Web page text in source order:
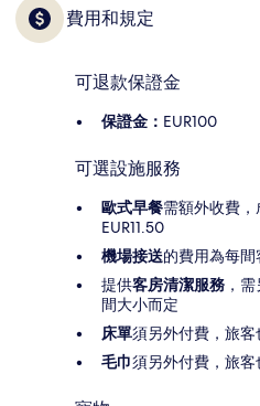
費用和規定
可退款保證金
保證金： EUR100
可選設施服務
歐式早餐需額外收費，
EUR11.50
機場接送的費用為每間
提供客房清潔服務 ，
間大小而定
床單須另外付費，旅
毛巾須另外付費，旅